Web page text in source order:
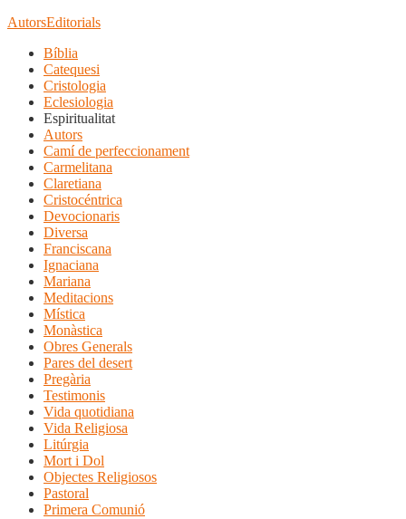
AutorsEditorials
Bíblia
Catequesi
Cristologia
Eclesiologia
Espiritualitat
Autors
Camí de perfeccionament
Carmelitana
Claretiana
Cristocéntrica
Devocionaris
Diversa
Franciscana
Ignaciana
Mariana
Meditacions
Mística
Monàstica
Obres Generals
Pares del desert
Pregària
Testimonis
Vida quotidiana
Vida Religiosa
Litúrgia
Mort i Dol
Objectes Religiosos
Pastoral
Primera Comunió